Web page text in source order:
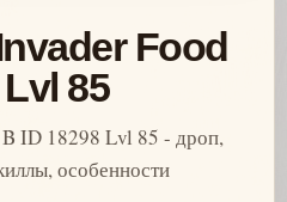
Food
85
ID 18298 Lvl 85 - дроп,
особенности